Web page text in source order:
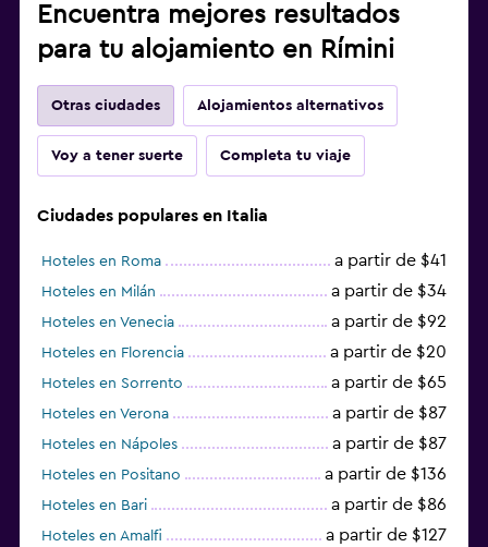
Encuentra mejores resultados
para tu alojamiento en Rímini
Otras ciudades Alojamientos alternativos
Voy a tener suerte Completa tu viaje
Ciudades populares en Italia
Hoteles en Roma a partir de $41
Hoteles en Milán a partir de $34
Hoteles en Venecia a partir de $92
Hoteles en Florencia a partir de $20
Hoteles en Sorrento a partir de $65
Hoteles en Verona a partir de $87
Hoteles en Nápoles a partir de $87
Hoteles en Positano a partir de $136
Hoteles en Bari a partir de $86
Hoteles en Amalfi a partir de $127